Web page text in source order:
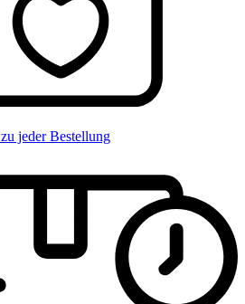
zu jeder Bestellung